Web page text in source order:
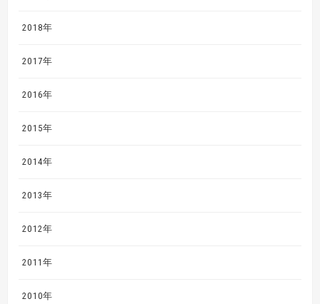
2018年
2017年
2016年
2015年
2014年
2013年
2012年
2011年
2010年